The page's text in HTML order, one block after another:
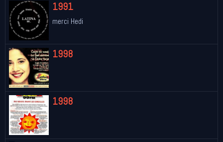
1991
merci Hedi
1998
1998